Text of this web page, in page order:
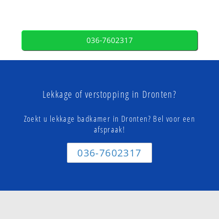
036-7602317
Lekkage of verstopping in Dronten?
Zoekt u lekkage badkamer in Dronten? Bel voor een
afspraak!
036-7602317